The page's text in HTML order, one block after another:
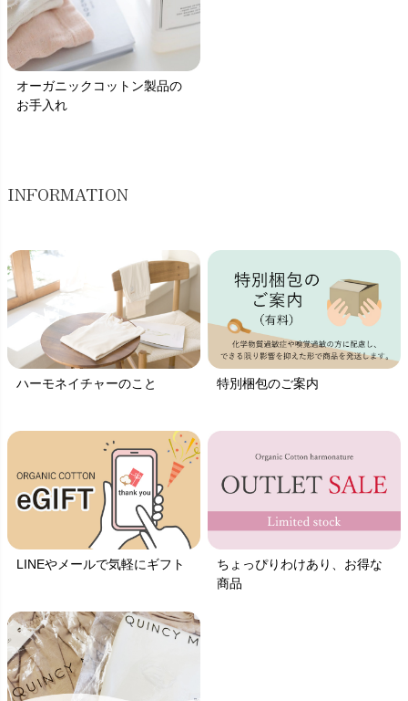
オーガニックコットン製品の
お手入れ
INFORMATION
ハーモネイチャーのこと 特別梱包のご案内
LINEやメールで気軽にギフト
ちょっぴりわけあり、お得な
商品